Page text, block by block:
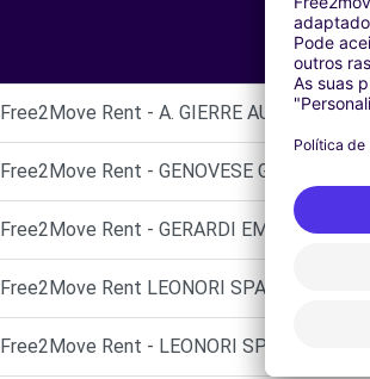
Free2Move Rent - A. GIERRE AUTO SRL -
Free2Move Rent - GENOVESE GIUSEPPE -
Free2Move Rent - GERARDI EMANUELE -
Free2Move Rent LEONORI SPA
Free2Move Rent - LEONORI SPA - ROMA